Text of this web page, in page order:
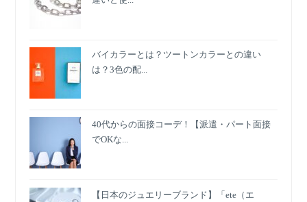
バイカラーとは？ツートンカラーとの違い
は？3色の配...
40代からの面接コーデ！【派遣・パート面接
でOKな...
【日本のジュエリーブランド】「ete（エ